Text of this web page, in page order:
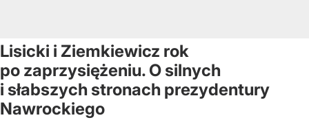
Lisicki i Ziemkiewicz rok
po zaprzysiężeniu. O silnych
i słabszych stronach prezydentury
Nawrockiego